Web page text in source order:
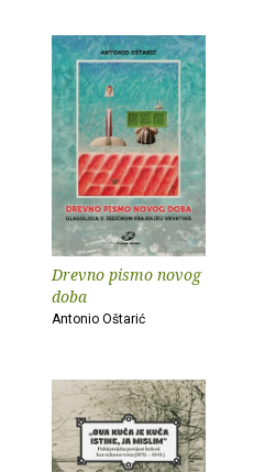
Drevno pismo novog
doba
Antonio Oštarić